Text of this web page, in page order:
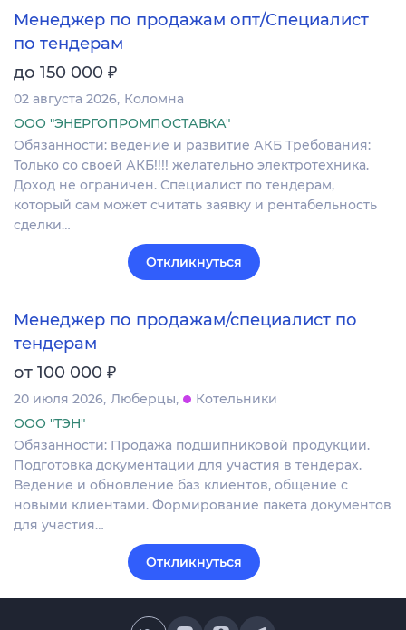
Менеджер по продажам опт/Специалист
по тендерам
до 150 000 ₽
02 августа 2026 Коломна
ООО "ЭНЕРГОПРОМПОСТАВКА"
Обязанности: ведение и развитие АКБ Требования:
Только со своей АКБ!!!! желательно электротехника.
Доход не ограничен. Специалист по тендерам,
который сам может считать заявку и рентабельность
сделки…
Откликнуться
Менеджер по продажам/специалист по
тендерам
от 100 000 ₽
20 июля 2026 Люберцы
Котельники
ООО "ТЭН"
Обязанности: Продажа подшипниковой продукции.
Подготовка документации для участия в тендерах.
Ведение и обновление баз клиентов, общение с
новыми клиентами. Формирование пакета документов
для участия…
Откликнуться